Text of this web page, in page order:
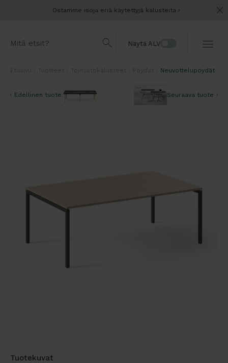
Ostamme isoja eriä käytettyjä kalusteita
Näytä ALV
Neuvottelupöydät
Edellinen tuote Seuraava tuote
Tuotekuvat